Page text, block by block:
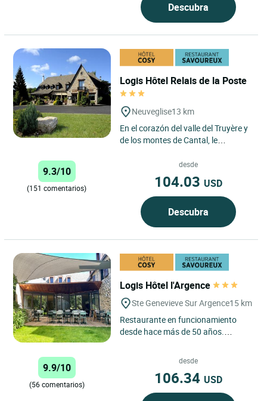
Descubra
Logis Hôtel Relais de la Poste
Neuveglise13 km
En el corazón del valle del Truyère y
de los montes de Cantal, le
cálido. Podrá saborear...
9.3/10
(151 comentarios)
desde
104.03 USD
Descubra
Logis Hôtel l'Argence
Ste Genevieve Sur Argence15 km
Restaurante en funcionamiento
desde hace más de 50 años.
Especialidades regionales.
9.9/10
(56 comentarios)
desde
106.34 USD